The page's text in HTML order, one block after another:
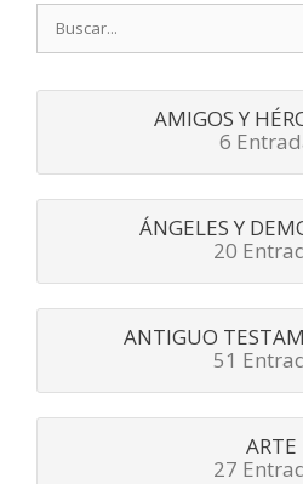
Buscar:
AMIGOS Y
6
ÁNGELES Y
20
ANTIGUO
51
ARTE
27